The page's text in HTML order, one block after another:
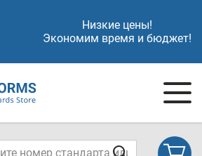
Низкие цены!
Экономим время и бюджет!